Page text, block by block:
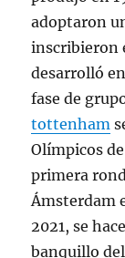
adoptaron
inscribieron
desarrolló
fase de
tottenham
Olímpicos
primera
Ámsterdam
2021, se
banquillo